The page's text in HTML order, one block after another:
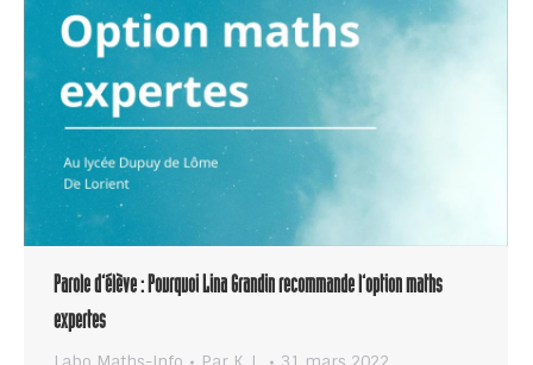
Parole d’élève : Pourquoi Lina Grandin recommande l’option maths
expertes